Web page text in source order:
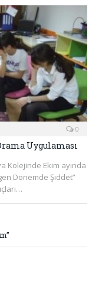
0
Uygulaması
Kolejinde Ekim ayında
Dönemde Şiddet”